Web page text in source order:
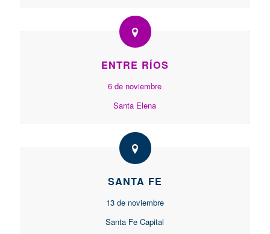
ENTRE RÍOS
6 de noviembre
Santa Elena
SANTA FE
13 de noviembre
Santa Fe Capital